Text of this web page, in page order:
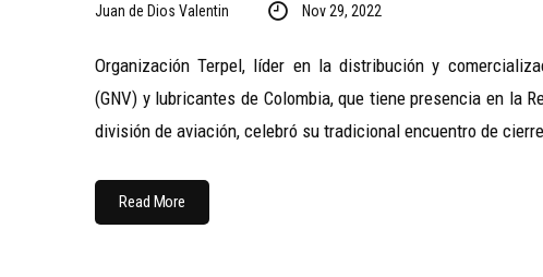
Juan de Dios Valentin Nov 29, 2022
Organización Terpel, líder en la distribución y
(GNV) y lubricantes de Colombia, que tiene presencia en la
división de aviación, celebró su tradicional encuentro de cierre
Read More